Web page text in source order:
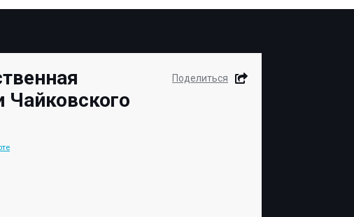
Чайковского
Поделиться